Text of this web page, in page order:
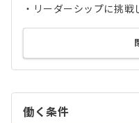
・リーダーシップに挑戦
働く条件